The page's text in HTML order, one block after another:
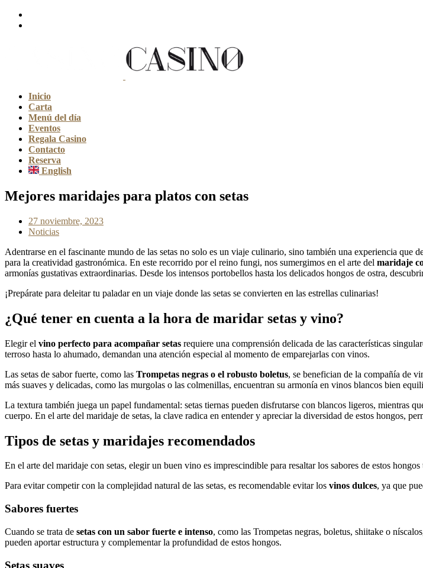
Inicio
Carta
Menú del día
Eventos
Regala Casino
Contacto
Reserva
English
Mejores maridajes para platos con setas
27 noviembre, 2023
Noticias
Adentrarse en el fascinante mundo de las setas no solo es un viaje culinario, sino también una experiencia
para la creatividad gastronómica. En este recorrido por el reino fungi, nos sumergimos en el arte del maridaje
armonías gustativas extraordinarias. Desde los intensos portobellos hasta los delicados hongos de ostra,
¡Prepárate para deleitar tu paladar en un viaje donde las setas se convierten en las estrellas culinarias!
¿Qué tener en cuenta a la hora de maridar setas y vino?
Elegir el vino perfecto para acompañar setas requiere una comprensión delicada de las características
terroso hasta lo ahumado, demandan una atención especial al momento de emparejarlas con vinos.
Las setas de sabor fuerte, como las Trompetas negras o el robusto boletus, se benefician de la compañía de
más suaves y delicadas, como las murgolas o las colmenillas, encuentran su armonía en vinos blancos bien
La textura también juega un papel fundamental: setas tiernas pueden disfrutarse con blancos ligeros, mientras
cuerpo. En el arte del maridaje de setas, la clave radica en entender y apreciar la diversidad de estos hongos,
Tipos de setas y maridajes recomendados
En el arte del maridaje con setas, elegir un buen vino es imprescindible para resaltar los sabores de estos hongos
Para evitar competir con la complejidad natural de las setas, es recomendable evitar los vinos dulces, ya que
Sabores fuertes
Cuando se trata de setas con un sabor fuerte e intenso, como las Trompetas negras, boletus, shiitake o
pueden aportar estructura y complementar la profundidad de estos hongos.
Setas suaves